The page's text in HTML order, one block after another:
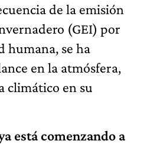
de la emisión
(GEI) por
humana, se ha
en la atmósfera,
climático en su
está comenzando a